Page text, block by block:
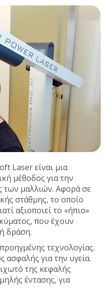
Laser είναι μια
μέθοδος για την
των μαλλιών. Αφορά σε
στάθμης, το οποίο
αξιοποιεί το «ήπιο»
που έχουν
δράση.
τεχνολογίας.
ασφαλής για την υγεία.
της κεφαλής
έντασης, για